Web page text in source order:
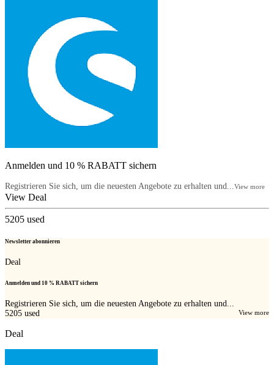
Anmelden und 10 % RABATT sichern
Registrieren Sie sich, um die neuesten Angebote zu erhalten und...View more
View Deal
5205 used
Newsletter abonnieren
Deal
Anmelden und 10 % RABATT sichern
Registrieren Sie sich, um die neuesten Angebote zu erhalten und...
View more
5205 used
Deal